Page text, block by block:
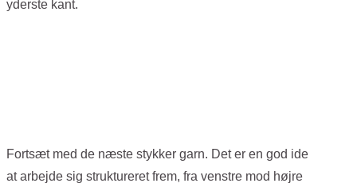
yderste kant.
Fortsæt med de næste stykker garn. Det er en god ide
at arbejde sig struktureret frem, fra venstre mod højre